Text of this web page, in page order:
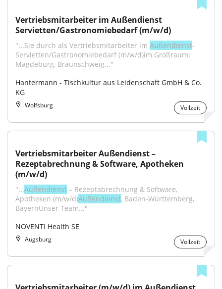
Vertriebsmitarbeiter im Außendienst
Servietten/Gastronomiebedarf (m/w/d)
"...Sie durch als Vertriebsmitarbeiter im Außendienst-
Servietten/Gastronomiebedarf (m/w/d)im Großraum:
Magdeburg, Braunschweig..."
Hantermann - Tischkultur aus Leidenschaft GmbH & Co.
KG
Wolfsburg Vollzeit
Vertriebsmitarbeiter Außendienst –
Rezeptabrechnung & Software, Apotheken
(m/w/d)
"...Außendienst – Rezeptabrechnung & Software,
Apotheken (m/w/d)Außendienst, Baden-Württemberg,
BayernUnser Team..."
NOVENTI Health SE
Augsburg Vollzeit